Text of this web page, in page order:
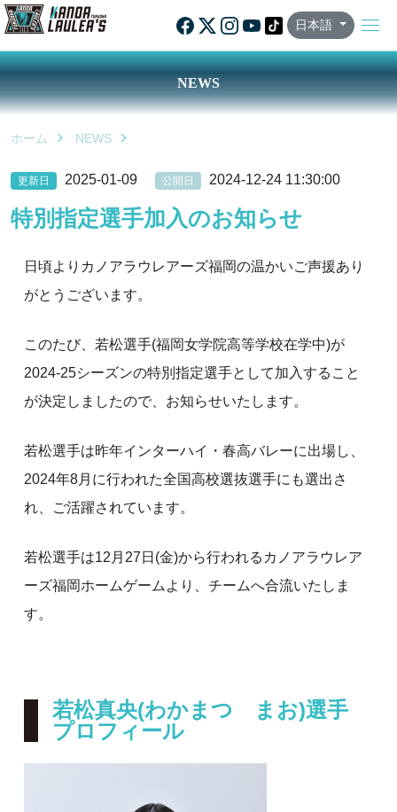
日本語
NEWS
ホーム NEWS
更新日 2025-01-09 公開日 2024-12-24 11:30:00
特別指定選手加入のお知らせ
日頃よりカノアラウレアーズ福岡の温かいご声援あり
がとうございます。
このたび、若松選手(福岡女学院高等学校在学中)が
2024-25シーズンの特別指定選手として加入すること
が決定しましたので、お知らせいたします。
若松選手は昨年インターハイ・春高バレーに出場し、
2024年8月に行われた全国高校選抜選手にも選出さ
れ、ご活躍されています。
若松選手は12月27日(金)から行われるカノアラウレア
ーズ福岡ホームゲームより、チームへ合流いたしま
す。
若松真央(わかまつ まお)選手
プロフィール